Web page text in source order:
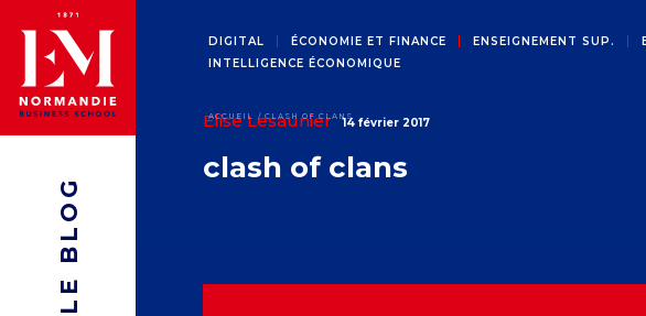
DIGITAL ÉCONOMIE ET FINANCE ENSEIGNEMENT SUP.
INTELLIGENCE ÉCONOMIQUE
ACCUEIL CLASH OF CLANS
LE BLOG
Elise Lesaunier 14 février 2017
clash of clans